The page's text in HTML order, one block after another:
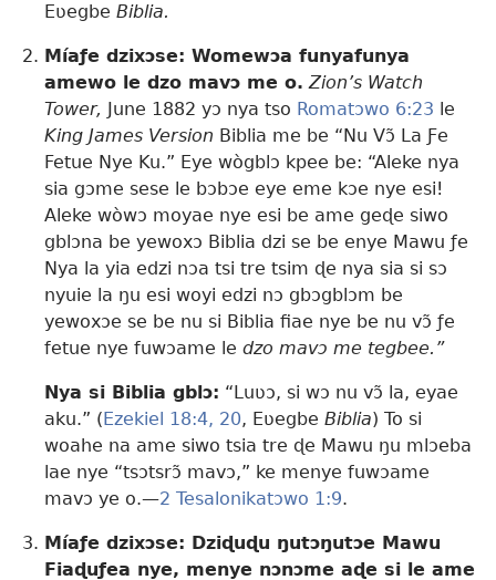
Eʋegbe Biblia.
Míaƒe dzixɔse: Womewɔa funyafunya
amewo le dzo mavɔ me o. Zion’s Watch
Tower, June 1882 yɔ nya tso Romatɔwo 6:​23 le
King James Version Biblia me be “Nu Vɔ̃ La Ƒe
Fetue Nye Ku.” Eye wògblɔ kpee be: “Aleke nya
sia gɔme sese le bɔbɔe eye eme kɔe nye esi!
Aleke wòwɔ moyae nye esi be ame geɖe siwo
gblɔna be yewoxɔ Biblia dzi se be enye Mawu ƒe
Nya la yia edzi nɔa tsi tre tsim ɖe nya sia si sɔ
nyuie la ŋu esi woyi edzi nɔ gbɔgblɔm be
yewoxɔe se be nu si Biblia fiae nye be nu vɔ̃ ƒe
fetue nye fuwɔame le dzo mavɔ me tegbee.”
Nya si Biblia gblɔ: “Luʋɔ, si wɔ nu vɔ̃ la, eyae
aku.” (Ezekiel 18:4, 20, Eʋegbe Biblia) To si
woahe na ame siwo tsia tre ɖe Mawu ŋu mlɔeba
lae nye “tsɔtsrɔ̃ mavɔ,” ke menye fuwɔame
mavɔ ye o.​—2 Tesalonikatɔwo 1:9.
Míaƒe dzixɔse: Dziɖuɖu ŋutɔŋutɔe Mawu
Fiaɖuƒea nye, menye nɔnɔme aɖe si le ame